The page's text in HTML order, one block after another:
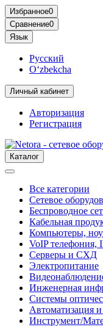
Избранное0
Сравнение0
Язык
Русский
O‘zbekcha
Личный кабинет
Авторизация
Регистрация
Каталог
Все категории
Сетевое
Беспроводное
Кабельная
Компьютеры,
VoIP телефония,
Серверы и СХД
Электропитание
Инженерная
Системы
Автоматизация
Инструмент/